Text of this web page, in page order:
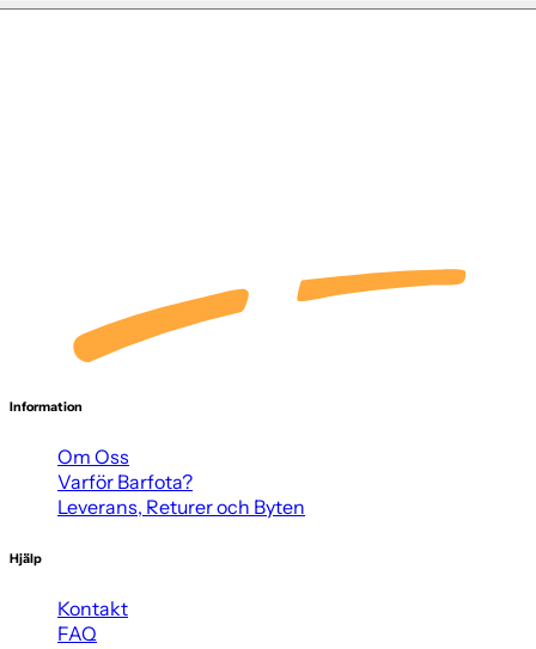
Information
Om Oss
Varför Barfota?
Leverans, Returer och Byten
Hjälp
Kontakt
FAQ